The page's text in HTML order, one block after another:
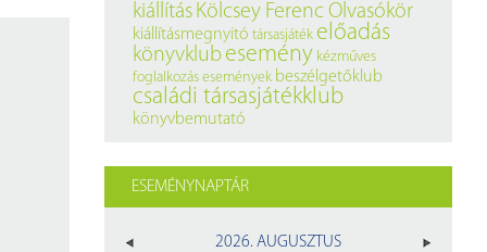
kiállítás Kölcsey Ferenc Olvasókör
kiállításmegnyitó társasjáték előadás
könyvklub esemény kézműves
foglalkozás események beszélgetőklub
családi társasjátékklub
könyvbemutató
ESEMÉNYNAPTÁR
2026. AUGUSZTUS